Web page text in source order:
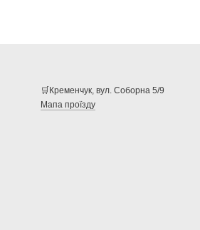
🛒Кременчук, вул. Соборна 5/9
Мапа проїзду